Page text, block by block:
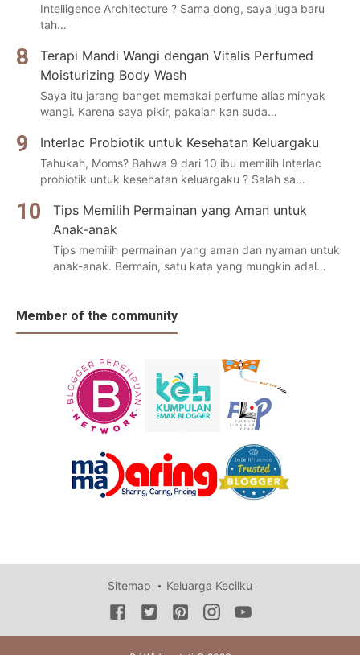
Intelligence Architecture ? Sama dong, saya juga baru
tah…
Terapi Mandi Wangi dengan Vitalis Perfumed
Moisturizing Body Wash
Saya itu jarang banget memakai perfume alias minyak
wangi. Karena saya pikir, pakaian kan suda…
Interlac Probiotik untuk Kesehatan Keluargaku
Tahukah, Moms? Bahwa 9 dari 10 ibu memilih Interlac
probiotik untuk kesehatan keluargaku ? Salah sa…
Tips Memilih Permainan yang Aman untuk
Anak-anak
Tips memilih permainan yang aman dan nyaman untuk
anak-anak. Bermain, satu kata yang mungkin adal…
Member of the community
Sitemap Keluarga Kecilku